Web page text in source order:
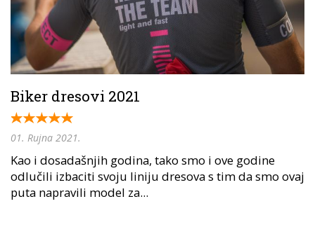
Biker dresovi 2021
01. Rujna 2021.
Kao i dosadašnjih godina, tako smo i ove godine
odlučili izbaciti svoju liniju dresova s tim da smo ovaj
puta napravili model za...